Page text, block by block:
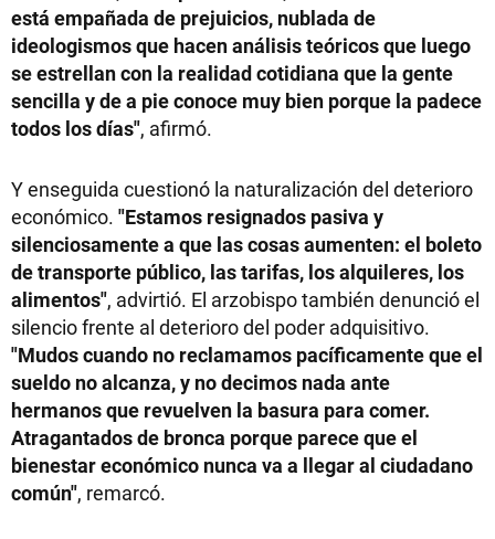
está empañada de prejuicios, nublada de
ideologismos que hacen análisis teóricos que luego
se estrellan con la realidad cotidiana que la gente
sencilla y de a pie conoce muy bien porque la padece
todos los días", afirmó.
Y enseguida cuestionó la naturalización del deterioro
económico. "Estamos resignados pasiva y
silenciosamente a que las cosas aumenten: el boleto
de transporte público, las tarifas, los alquileres, los
alimentos", advirtió. El arzobispo también denunció el
silencio frente al deterioro del poder adquisitivo.
"Mudos cuando no reclamamos pacíficamente que el
sueldo no alcanza, y no decimos nada ante
hermanos que revuelven la basura para comer.
Atragantados de bronca porque parece que el
bienestar económico nunca va a llegar al ciudadano
común", remarcó.